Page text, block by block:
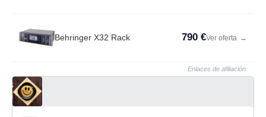
Behringer X32 Rack 790 €Ver oferta →
Enlaces de afiliación